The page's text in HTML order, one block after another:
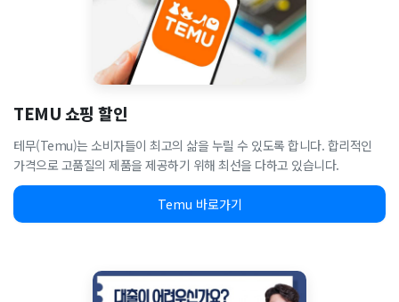
TEMU 쇼핑 할인
테무(Temu)는 소비자들이 최고의 삶을 누릴 수 있도록 합니다. 합리적인
가격으로 고품질의 제품을 제공하기 위해 최선을 다하고 있습니다.
Temu 바로가기